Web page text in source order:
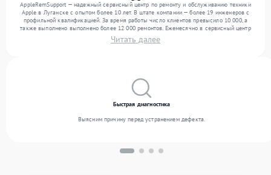
AppleRemSupport — надежный сервисный центр по ремонту и обслуживанию техники
Apple в Луганске с опытом более 10 лет. В штате компании — более 19 инженеров с
профильной квалификацией. За время работы число клиентов превысило 10 000, а
также выполнено выполнено более 12 000 ремонтов. Ежемесячно в сервисный центр
поступает свыше 300 единиц техники, включая , , . Мы работаем с широким спектром
неисправностей и предлагаем стабильный уровень сервиса благодаря отлаженным
Читать далее
Быстрая диагностика
Выясним причину перед устранением дефекта.